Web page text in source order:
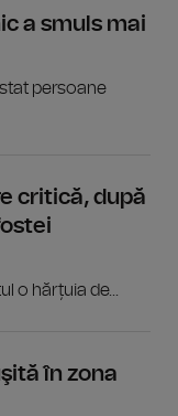
a smuls mai
persoane
critică, după
o hărțuia de...
în zona